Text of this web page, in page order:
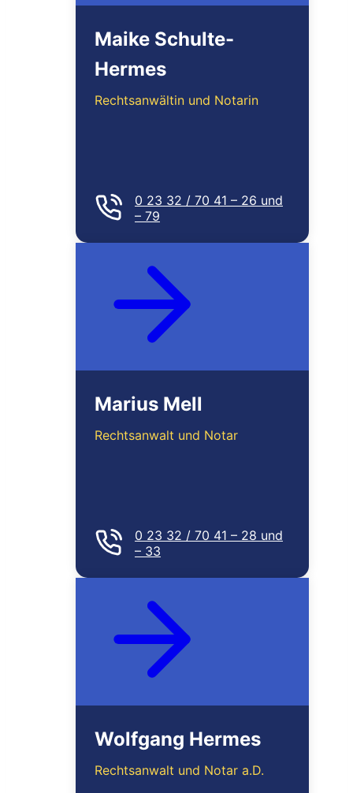
Maike Schulte-
Hermes
Rechtsanwältin und Notarin
0 23 32 / 70 41 – 26 und
– 79
Marius Mell
Rechtsanwalt und Notar
0 23 32 / 70 41 – 28 und
– 33
Wolfgang Hermes
Rechtsanwalt und Notar a.D.